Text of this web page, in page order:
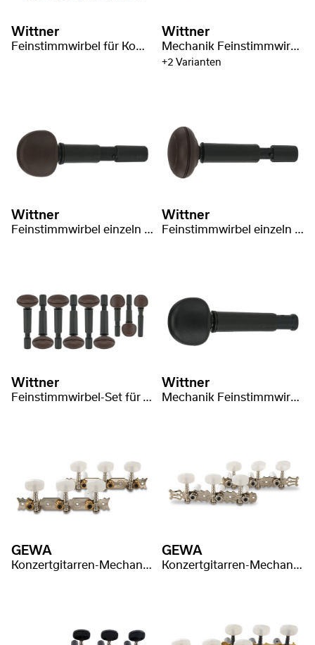
Wittner
Feinstimmwirbel für Komuz/Qomuz/Qopuz/Kopuz
Wittner
Mechanik Feinstimmwirbel Flamenco
+2 Varianten
Wittner
Feinstimmwirbel einzeln für TAR short
Wittner
Feinstimmwirbel einzeln für TAR medium
Wittner
Feinstimmwirbel-Set für TAR 9-saitig
Wittner
Mechanik Feinstimmwirbel Ukulele
GEWA
Konzertgitarren-Mechanik Pro Arte
GEWA
Konzertgitarren-Mechanik Pro Arte